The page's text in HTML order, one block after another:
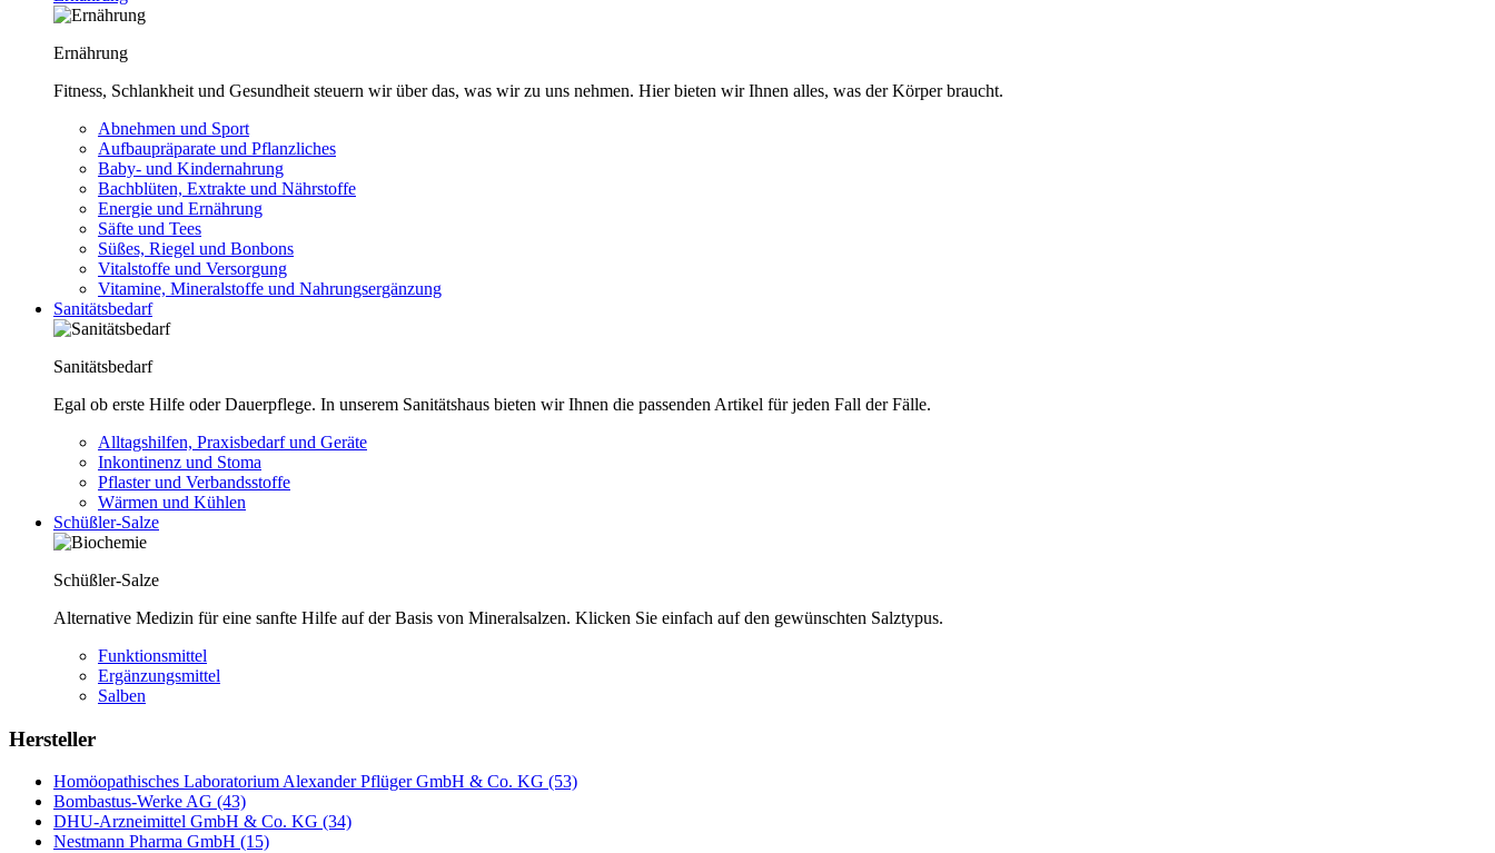
Ernährung
Fitness, Schlankheit und Gesundheit steuern wir über das, was wir zu uns nehmen. Hier bieten wir Ihnen alles, was der Körper braucht.
Abnehmen und Sport
Aufbaupräparate und Pflanzliches
Baby- und Kindernahrung
Bachblüten, Extrakte und Nährstoffe
Energie und Ernährung
Säfte und Tees
Süßes, Riegel und Bonbons
Vitalstoffe und Versorgung
Vitamine, Mineralstoffe und Nahrungsergänzung
Sanitätsbedarf
Sanitätsbedarf
Egal ob erste Hilfe oder Dauerpflege. In unserem Sanitätshaus bieten wir Ihnen die passenden Artikel für jeden Fall der Fälle.
Alltagshilfen, Praxisbedarf und Geräte
Inkontinenz und Stoma
Pflaster und Verbandsstoffe
Wärmen und Kühlen
Schüßler-Salze
Schüßler-Salze
Alternative Medizin für eine sanfte Hilfe auf der Basis von Mineralsalzen. Klicken Sie einfach auf den gewünschten Salztypus.
Funktionsmittel
Ergänzungsmittel
Salben
Hersteller
Homöopathisches Laboratorium Alexander Pflüger GmbH & Co. KG (53)
Bombastus-Werke AG (43)
DHU-Arzneimittel GmbH & Co. KG (34)
Nestmann Pharma GmbH (15)